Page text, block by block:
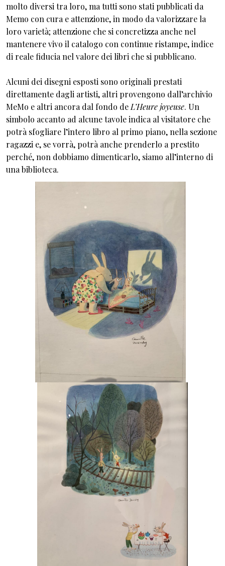
molto diversi tra loro, ma tutti sono stati pubblicati da
Memo con cura e attenzione, in modo da valorizzare la
loro varietà; attenzione che si concretizza anche nel
mantenere vivo il catalogo con continue ristampe, indice
di reale fiducia nel valore dei libri che si pubblicano.
Alcuni dei disegni esposti sono originali prestati
direttamente dagli artisti, altri provengono dall’archivio
MeMo e altri ancora dal fondo de L’Heure joyeuse. Un
simbolo accanto ad alcune tavole indica al visitatore che
potrà sfogliare l’intero libro al primo piano, nella sezione
ragazzi e, se vorrà, potrà anche prenderlo a prestito
perché, non dobbiamo dimenticarlo, siamo all’interno di
una biblioteca.